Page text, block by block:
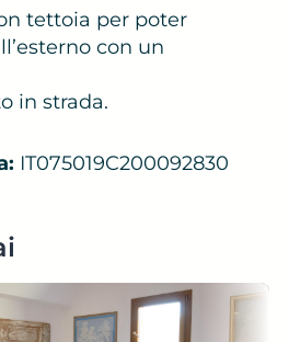
tettoia per poter
con un
in strada.
IT075019C200092830